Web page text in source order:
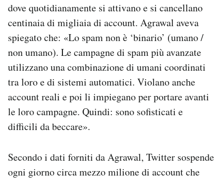
dove quotidianamente si attivano e si cancellano
centinaia di migliaia di account. Agrawal aveva
spiegato che: «Lo spam non è ‘binario’ (umano /
non umano). Le campagne di spam più avanzate
utilizzano una combinazione di umani coordinati
tra loro e di sistemi automatici. Violano anche
account reali e poi li impiegano per portare avanti
le loro campagne. Quindi: sono sofisticati e
difficili da beccare».
Secondo i dati forniti da Agrawal, Twitter sospende
ogni giorno circa mezzo milione di account che